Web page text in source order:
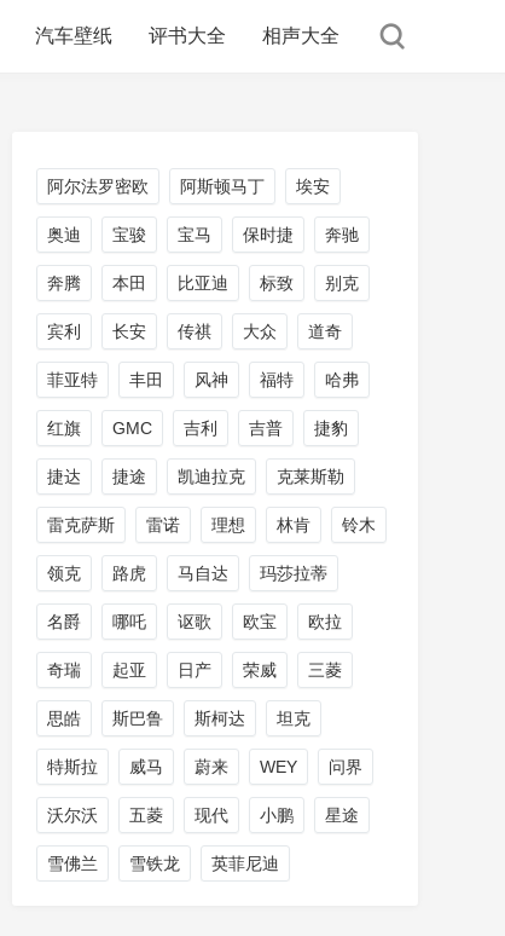
汽车壁纸 评书大全 相声大全
阿尔法罗密欧 阿斯顿马丁 埃安
奥迪 宝骏 宝马 保时捷 奔驰
奔腾 本田 比亚迪 标致 别克
宾利 长安 传祺 大众 道奇
菲亚特 丰田 风神 福特 哈弗
红旗 GMC 吉利 吉普 捷豹
捷达 捷途 凯迪拉克 克莱斯勒
雷克萨斯 雷诺 理想 林肯 铃木
领克 路虎 马自达 玛莎拉蒂
名爵 哪吒 讴歌 欧宝 欧拉
奇瑞 起亚 日产 荣威 三菱
思皓 斯巴鲁 斯柯达 坦克
特斯拉 威马 蔚来 WEY 问界
沃尔沃 五菱 现代 小鹏 星途
雪佛兰 雪铁龙 英菲尼迪